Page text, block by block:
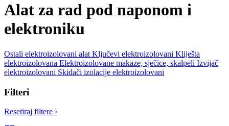
Alat za rad pod naponom i
elektroniku
Ostali elektroizolovani alat Ključevi elektroizolovani Kliješta
elektroizolovana Elektroizolovane makaze, sječice, skalpeli Izvijač
elektroizolovani Skidači izolacije elektroizolovani
Filteri
Resetiraj filtere ›